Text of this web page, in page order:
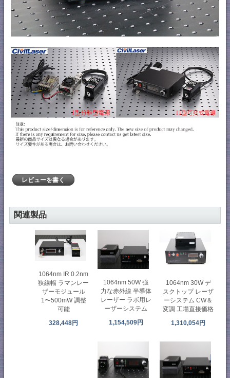
レビューを書く
関連製品
1064nm IR 0.2nm
狭線幅 ラマンレー
ザーモジュール
1〜500mW 調整
可能
328,448円
1064nm 50W 強
力な赤外線 半導体
レーザー ラボ用レ
ーザーシステム
1,154,509円
1064nm 30W デ
スクトップ レーザ
ーシステム CW＆
変調 工場直接価格
1,310,054円